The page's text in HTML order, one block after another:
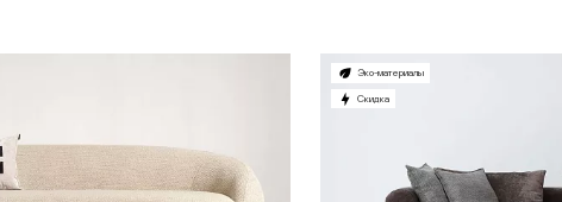
Эко-материалы
Скидка